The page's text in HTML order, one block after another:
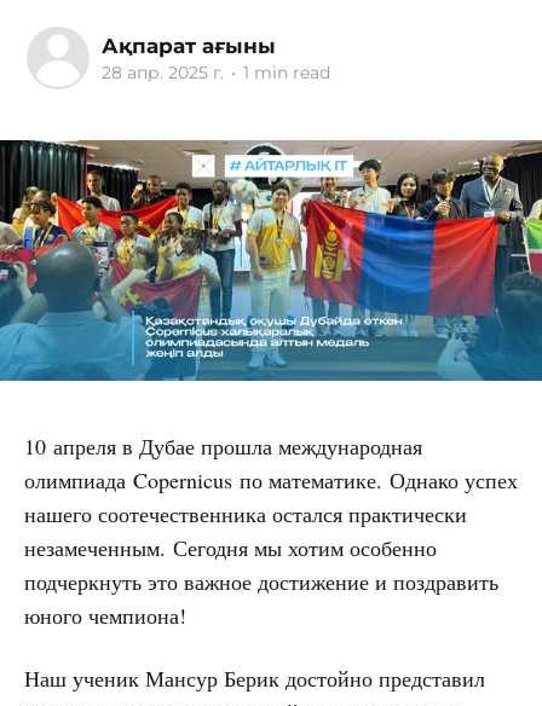
Ақпарат ағыны
28 апр. 2025 г. • 1 min read
10 апреля в Дубае прошла международная
олимпиада Copernicus по математике. Однако успех
нашего соотечественника остался практически
незамеченным. Сегодня мы хотим особенно
подчеркнуть это важное достижение и поздравить
юного чемпиона!
Наш ученик Мансур Берик достойно представил